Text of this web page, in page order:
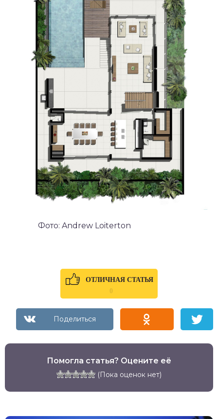
Фото: Andrew Loiterton
ОТЛИЧНАЯ СТАТЬЯ
0
Помогла статья? Оцените её
(Пока оценок нет)